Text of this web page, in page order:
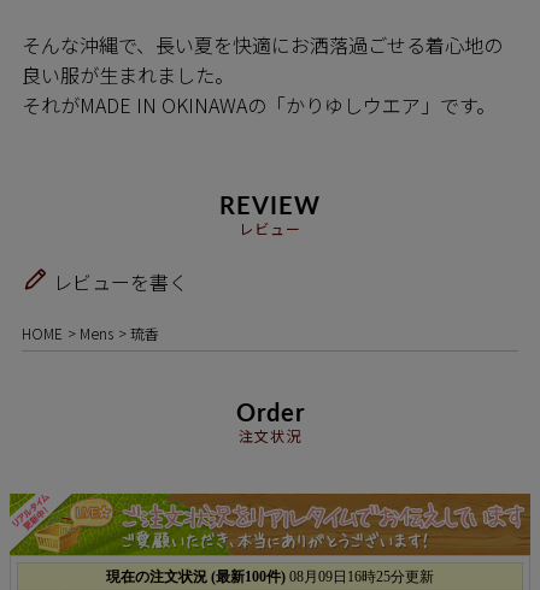
そんな沖縄で、長い夏を快適にお洒落過ごせる着心地の
良い服が生まれました。
それがMADE IN OKINAWAの「かりゆしウエア」です。
REVIEW
レビュー
レビューを書く
HOME Mens 琉香
Order
注文状況